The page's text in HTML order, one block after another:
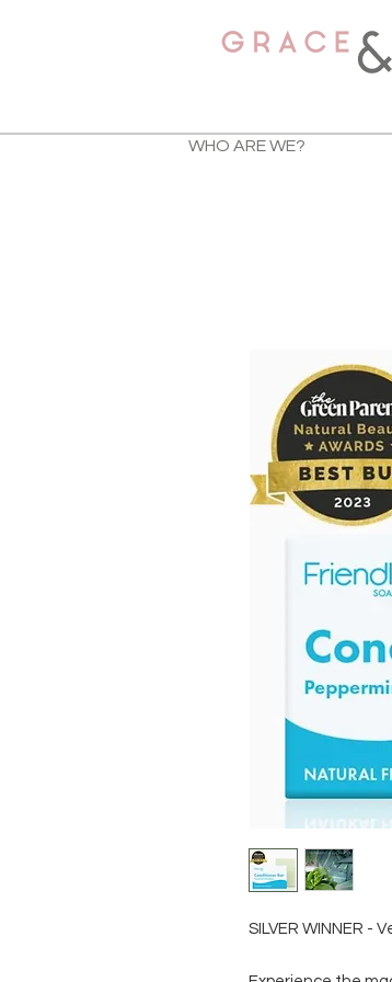
WHO ARE WE?
SILVER WINNER -